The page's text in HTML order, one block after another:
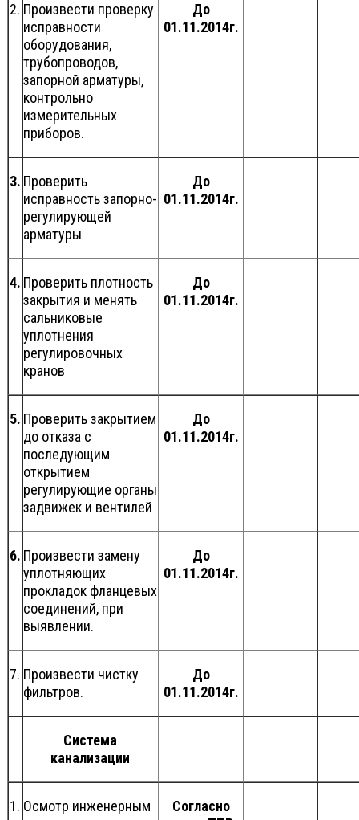
2. Произвести проверку
исправности
оборудования,
трубопроводов,
запорной арматуры,
контрольно
измерительных
приборов.
До
01.11.2014г.
3. Проверить
исправность запорно-
регулирующей
арматуры
До
01.11.2014г.
4. Проверить плотность
закрытия и менять
сальниковые
уплотнения
регулировочных
кранов
До
01.11.2014г.
5. Проверить закрытием
до отказа с
последующим
открытием
регулирующие органы
задвижек и вентилей
До
01.11.2014г.
6. Произвести замену
уплотняющих
прокладок фланцевых
соединений, при
выявлении.
До
01.11.2014г.
7. Произвести чистку
фильтров.
До
01.11.2014г.
Система
канализации
1. Осмотр инженерным
Согласно